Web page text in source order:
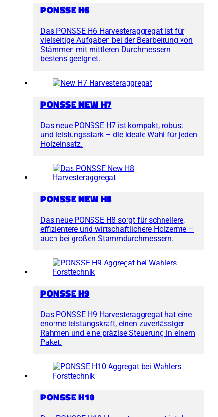
PONSSE H6
Das PONSSE H6 Harvesteraggregat ist für
vielseitige Aufgaben bei der Bearbeitung von
Stämmen mit mittleren Durchmessern
bestens geeignet.
PONSSE NEW H7
Das neue PONSSE H7 ist kompakt, robust
und leistungsstark – die ideale Wahl für jeden
Holzeinsatz.
PONSSE NEW H8
Das neue PONSSE H8 sorgt für schnellere,
effizientere und wirtschaftlichere Holzernte –
auch bei großen Stammdurchmessern.
PONSSE H9
Das PONSSE H9 Harvesteraggregat hat eine
enorme leistungskraft, einen zuverlässiger
Rahmen und eine präzise Steuerung in einem
Paket.
PONSSE H10